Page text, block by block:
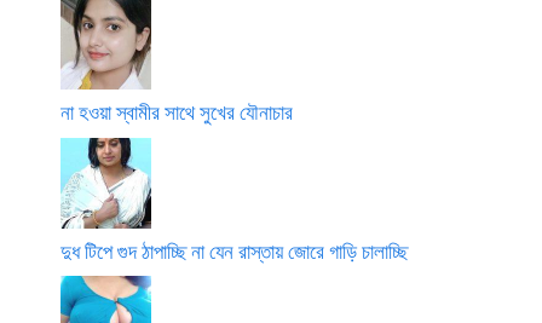
না হওয়া স্বামীর সাথে সুখের যৌনাচার
দুধ টিপে গুদ ঠাপাচ্ছি না যেন রাস্তায় জোরে গাড়ি চালাচ্ছি